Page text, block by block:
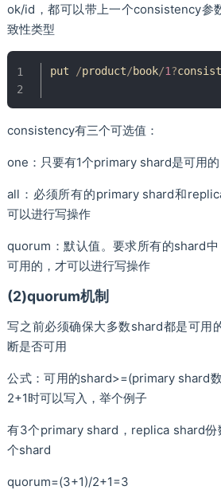
ok/id，都可以带上一个consistency参
致性类型
put /product/book/1?
consistency有三个可选值：
one：只要有1个primary shard是可用
all：必须所有的primary shard和
可以进行写操作
quorum：默认值。要求所有的shard
可用的，才可以进行写操作
(2)quorum机制
写之前必须确保大多数shard都是可用
断是否可用
公式：可用的shard>=(primary shard
2+1时可以写入，举个例子
有3个primary shard，replica shard
个shard
quorum=(3+1)/2+1=3